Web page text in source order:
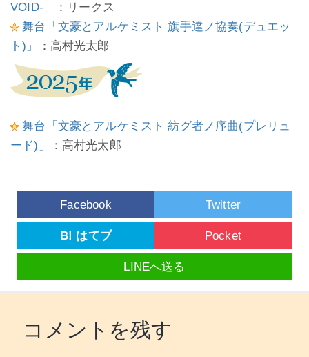
VOID-」
：リークス
舞台「文豪とアルケミスト 旗手達ノ協奏(デュエッ
ト)」
：高村光太郎
舞台「文豪とアルケミスト 紡グ者ノ序曲(プレリュ
ード)」
：高村光太郎
Facebook Twitter
B! はてブ Pocket
LINEへ送る
コメントを残す